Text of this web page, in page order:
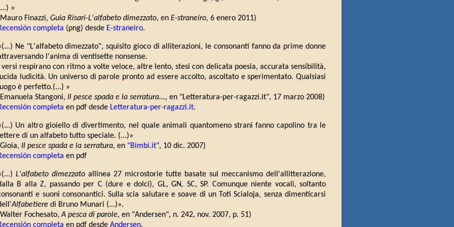
»
Finazzi, Guia Risari-L'alfabeto dimezzato, en E-straneiro, 6 enero 2011)
completa (png) desde E-straneiro.
Ne "L'alfabeto dimezzato", squisito gioco di alliterazioni, le consonanti fanno da prime donne
l'anima di ventisette nonsense.
versi respirano con ritmo a volte veloce, altre lento, stesi con delicata poesia, accurata sensibilità,
ludicità. Un universo di parole pronto ad essere accolto, ascoltato e sperimentato. Qualsiasi
è perfetto.(...) »
Stangoni, Il pesce spada e la serratura..., en "Letteratura-per-ragazzi.it", 17 marzo 2008)
completa en pdf desde Letteratura-per-ragazzi.it.
Un altro gioiello di divertimento, nel quale animali quantomeno strani fanno capolino tra le
di un alfabeto tutto speciale. (...)»
Il pesce spada e la serratura, en "Bimbi.it", 10 dic. 2007)
completa en pdf
L'alfabeto dimezzato allinea 27 microstorie tutte basate sul meccanismo dell'allitterazione,
B alla Z, passando per C (dure e dolci), GL, GN, SC, SP. Comunque niente vocali, soltanto
e suoni consonantici. Sulla scia salutare e soave di un Toti Scialoja, senza dimenticarsi
Alfabetiere di Bruno Munari (...)».
Fochesato,A pesca di parole, en "Andersen", n. 242, nov. 2007, p. 51)
completa en pdf desde Andersen.